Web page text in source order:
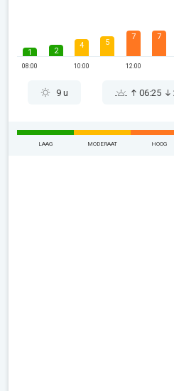
1
08:00
2
4
10:00
5
7
12:00
7
9 u 06:25
LAAG MODERAAT HOOG